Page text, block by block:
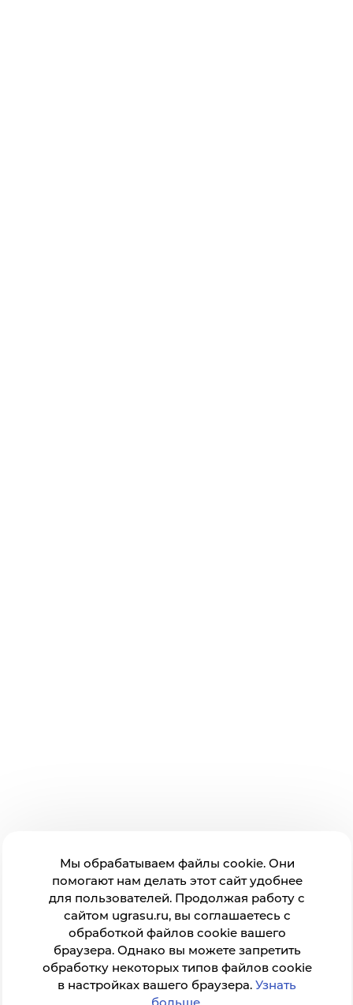
Мы обрабатываем файлы cookie. Они
помогают нам делать этот сайт удобнее
для пользователей. Продолжая работу с
сайтом ugrasu.ru, вы соглашаетесь с
обработкой файлов cookie вашего
браузера. Однако вы можете запретить
обработку некоторых типов файлов cookie
в настройках вашего браузера.Узнать